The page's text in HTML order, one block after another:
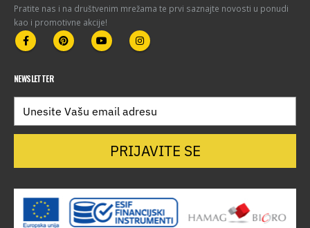
Pratite nas i na društvenim mrežama te prvi saznajte novosti u ponudi
kao i promotivne akcije!
NEWSLETTER
PRIJAVITE SE